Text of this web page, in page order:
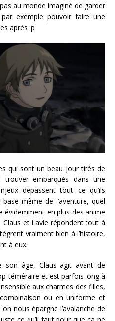
au monde imaginé de garder
exemple pouvoir faire une
après :p
qui sont un beau jour tirés de
embarqués dans une
dépassent tout ce qu’ils
même de l’aventure, quel
évidemment en plus des anime
Claus et Lavie répondent tout à
vraiment bien à l’histoire,
à eux.
son âge, Claus agit avant de
téméraire et est parfois long à
aux charmes des filles,
ou en uniforme et
nous épargne l’avalanche de